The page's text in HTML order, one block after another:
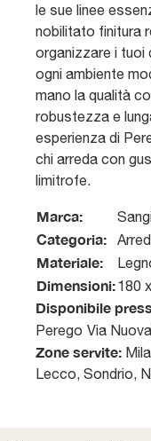
le sue linee
nobilitato finitura
organizzare i tuoi
ogni ambiente
mano la qualità
robustezza e
esperienza di
chi arreda con
limitrofe.
Marca:
Categoria:
Materiale:
Dimensioni:180
Disponibile
Perego Via
Zone servite:
Lecco, Sondrio,